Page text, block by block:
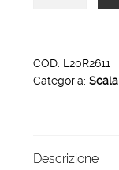
gradino
legno
800
COD: L20R2611
Categoria:
Descrizione